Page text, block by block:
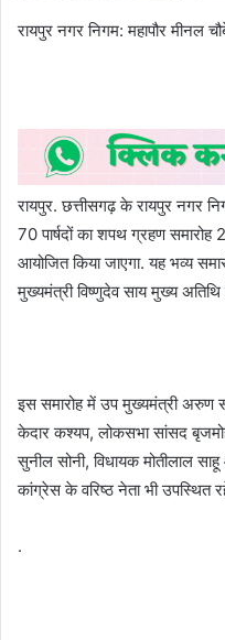
रायपुर नगर निगम: महापौर मीनल
रायपुर. छत्तीसगढ़ के रायपुर नगर
70 पार्षदों का शपथ ग्रहण समारोह
आयोजित किया जाएगा. यह भव्य
मुख्यमंत्री विष्णुदेव साय मुख्य
इस समारोह में उप मुख्यमंत्री अरुण
केदार कश्यप, लोकसभा सांसद
सुनील सोनी, विधायक मोतीलाल
कांग्रेस के वरिष्ठ नेता भी उपस्थित
.